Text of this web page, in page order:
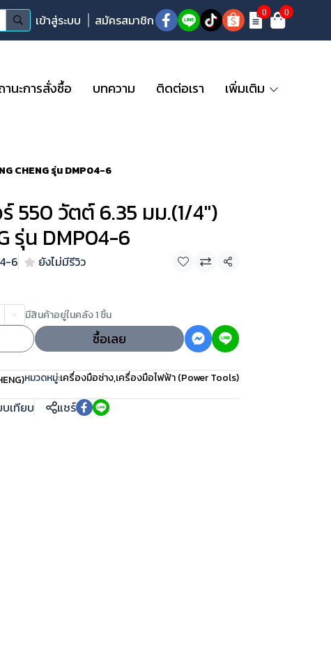
เข้าสู่ระบบ สมัครสมาชิก 0 0
นะการสั่งซื้อ บทความ ติดต่อเรา เพิ่มเติม
CHENG รุ่น DMP04-6
550 วัตต์ 6.35 มม.(1/4")
รุ่น DMP04-6
6 ยังไม่มีรีวิว แชร์
มีสินค้าอยู่ในคลัง 1 ชิ้น
ซื้อเลย
หมวดหมู่:เครื่องมือช่าง,เครื่องมือไฟฟ้า (Power Tools)
บเทียบ แชร์